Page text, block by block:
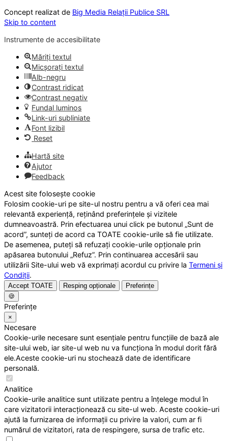
Concept realizat de Big Media Relații Publice SRL
Skip to content
Instrumente de accesibilitate
Măriți textul
Micșorați textul
Alb-negru
Contrast ridicat
Contrast negativ
Fundal luminos
Link-uri subliniate
Font lizibil
Reset
Hartă site
Ajutor
Feedback
Acest site folosește cookie
Folosim cookie-uri pe site-ul nostru pentru a vă oferi cea mai
relevantă experiență, reținând preferințele și vizitele
dumneavoastră. Prin efectuarea unui click pe butonul „Sunt de
acord”, sunteți de acord ca TOATE cookie-urile să fie utilizate.
De asemenea, puteți să refuzați cookie-urile opționale prin
apăsarea butonului „Refuz”. Prin continuarea accesării sau
utilizării Site-ului web vă exprimați acordul cu privire la Termeni și
Condiții.
Accept TOATE Resping opționale
Preferințe
🍪
Preferințe
×
Necesare
Cookie-urile necesare sunt esențiale pentru funcțiile de bază ale
site-ului web, iar site-ul web nu va funcționa în modul dorit fără
ele.Aceste cookie-uri nu stochează date de identificare
personală.
Analitice
Cookie-urile analitice sunt utilizate pentru a înțelege modul în
care vizitatorii interacționează cu site-ul web. Aceste cookie-uri
ajută la furnizarea de informații cu privire la valori, cum ar fi
numărul de vizitatori, rata de respingere, sursa de trafic etc.